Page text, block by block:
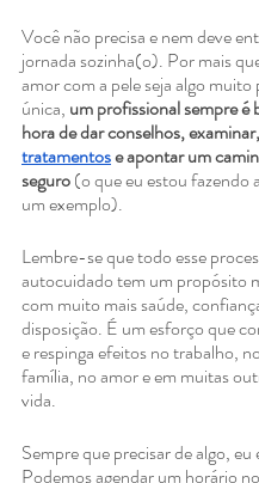
Você não precisa e nem deve
jornada sozinha(o). Por mais
amor com a pele seja algo muito
única, um profissional sempre
hora de dar conselhos,
tratamentos e apontar um
seguro (o que eu estou fazendo
um exemplo).
Lembre-se que todo esse
autocuidado tem um propósito
com muito mais saúde,
disposição. É um esforço que
e respinga efeitos no trabalho,
família, no amor e em muitas
vida.
Sempre que precisar de algo, eu
Podemos agendar um horário